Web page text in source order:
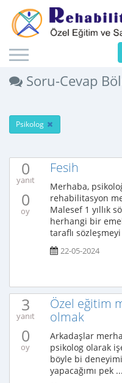
Soru-Cevap
Psikolog
0
yanıt
0
oy
Fesih
Merhaba,
rehabilitasyon
Malesef 1 yıllık
herhangi bir
taraflı
22-05-2024
3
yanıt
0
oy
Özel eğitim
olmak
Arkadaşlar
psikolog olarak
böyle bi
yapacağımı pek ...